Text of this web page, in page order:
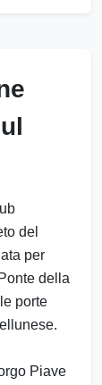
del
per
della
porte
Piave